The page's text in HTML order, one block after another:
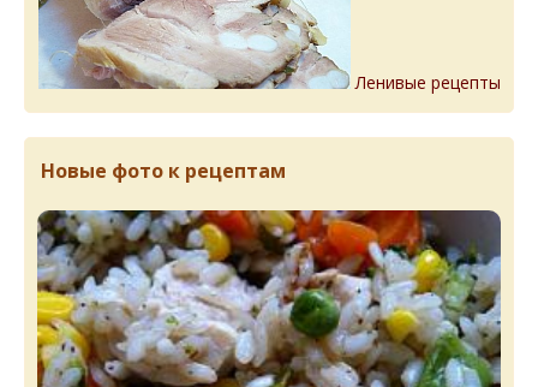
Ленивые рецепты
Новые фото к рецептам